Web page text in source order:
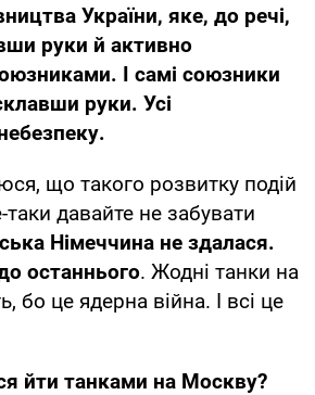
України, яке, до речі,
руки й активно
І самі союзники
руки. Усі
що такого розвитку подій
давайте не забувати
Німеччина не здалася.
останнього. Жодні танки на
бо це ядерна війна. І всі це
йти танками на Москву?